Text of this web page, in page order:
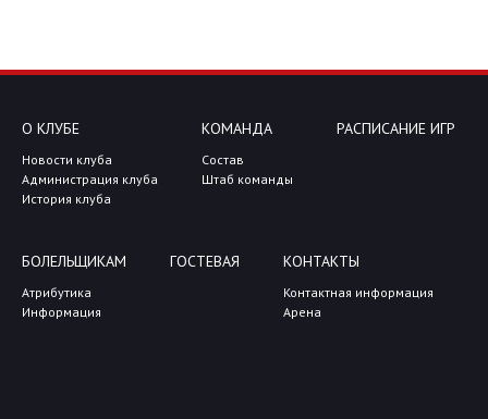
О КЛУБЕ
Новости клуба
Администрация клуба
История клуба
КОМАНДА
Состав
Штаб команды
РАСПИСАНИЕ ИГР
БОЛЕЛЬЩИКАМ
Атрибутика
Информация
ГОСТЕВАЯ КОНТАКТЫ
Контактная информация
Арена